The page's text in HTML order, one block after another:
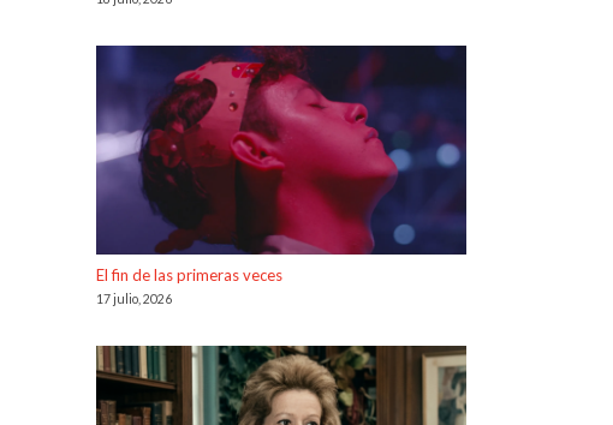
El fin de las primeras veces
17 julio, 2026